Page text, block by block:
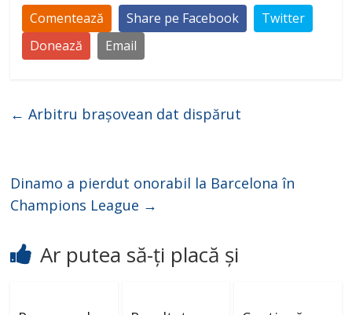
Comentează Share pe Facebook
Twitter
Donează
Email
← Arbitru brașovean dat dispărut
Dinamo a pierdut onorabil la Barcelona în
Champions League →
Ar putea să-ți placă și